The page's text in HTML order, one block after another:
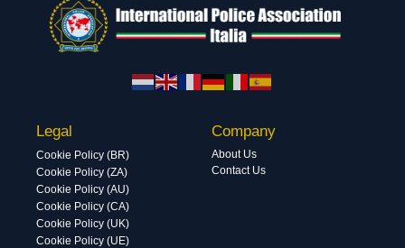
Legal
Cookie Policy (BR)
Cookie Policy (ZA)
Cookie Policy (AU)
Cookie Policy (CA)
Cookie Policy (UK)
Cookie Policy (UE)
Company
About Us
Contact Us